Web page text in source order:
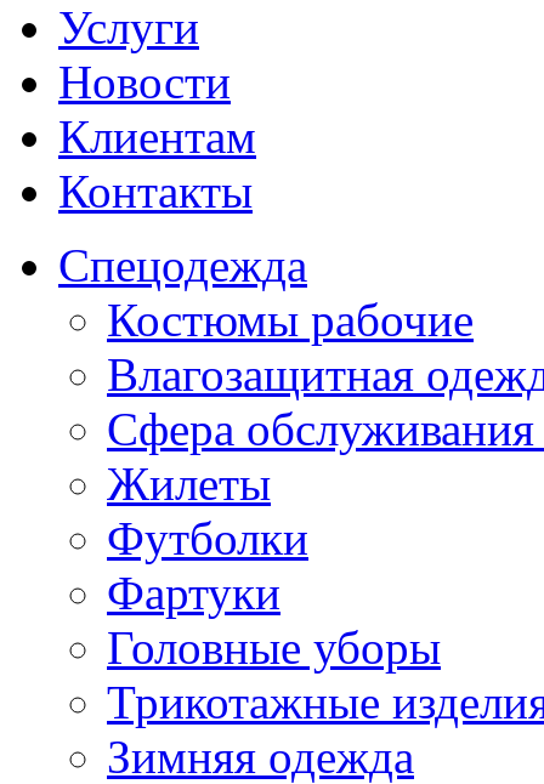
Услуги
Новости
Клиентам
Контакты
Спецодежда
Костюмы рабочие
Влагозащитная
Сфера
Жилеты
Футболки
Фартуки
Головные уборы
Трикотажные
Зимняя одежда